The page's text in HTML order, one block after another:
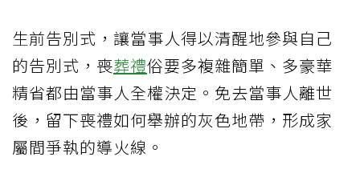
生前告別式，讓當事人得以清醒地參與自己
的告別式，喪葬禮俗要多複雜簡單、多豪華
精省都由當事人全權決定。免去當事人離世
後，留下喪禮如何舉辦的灰色地帶，形成家
屬間爭執的導火線。